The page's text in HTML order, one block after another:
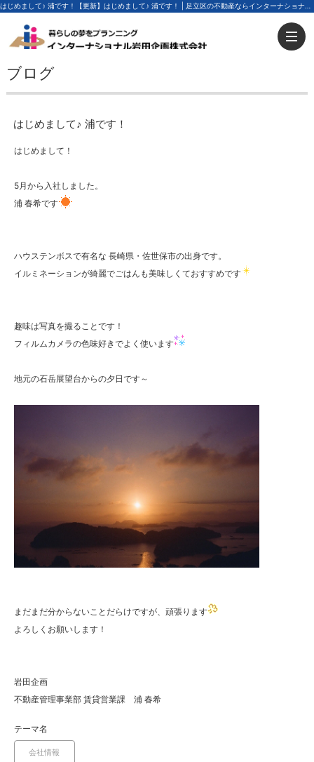
はじめまして♪ 浦です！【更新】はじめまして♪ 浦です！ | 足立区の不動産ならインターナショナル岩田企画
ブログ
はじめまして♪ 浦です！
はじめまして！
5月から入社しました。
浦 春希です
ハウステンボスで有名な 長崎県・佐世保市の出身です。
イルミネーションが綺麗でごはんも美味しくておすすめです
趣味は写真を撮ることです！
フィルムカメラの色味好きでよく使います
地元の石岳展望台からの夕日です～
まだまだ分からないことだらけですが、頑張ります
よろしくお願いします！
岩田企画
不動産管理事業部 賃貸営業課 浦 春希
テーマ名
会社情報